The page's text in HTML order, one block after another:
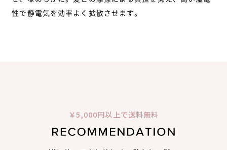
性で静電気を効率よく拡散させます。
￥5,000円以上で送料無料